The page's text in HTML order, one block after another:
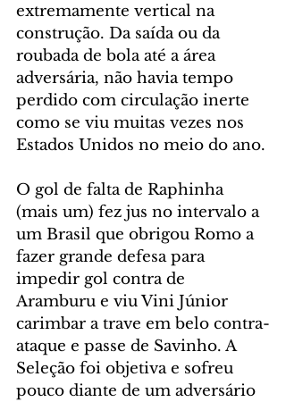
extremamente vertical na
construção. Da saída ou da
roubada de bola até a área
adversária, não havia tempo
perdido com circulação inerte
como se viu muitas vezes nos
Estados Unidos no meio do ano.
O gol de falta de Raphinha
(mais um) fez jus no intervalo a
um Brasil que obrigou Romo a
fazer grande defesa para
impedir gol contra de
Aramburu e viu Vini Júnior
carimbar a trave em belo contra-
ataque e passe de Savinho. A
Seleção foi objetiva e sofreu
pouco diante de um adversário